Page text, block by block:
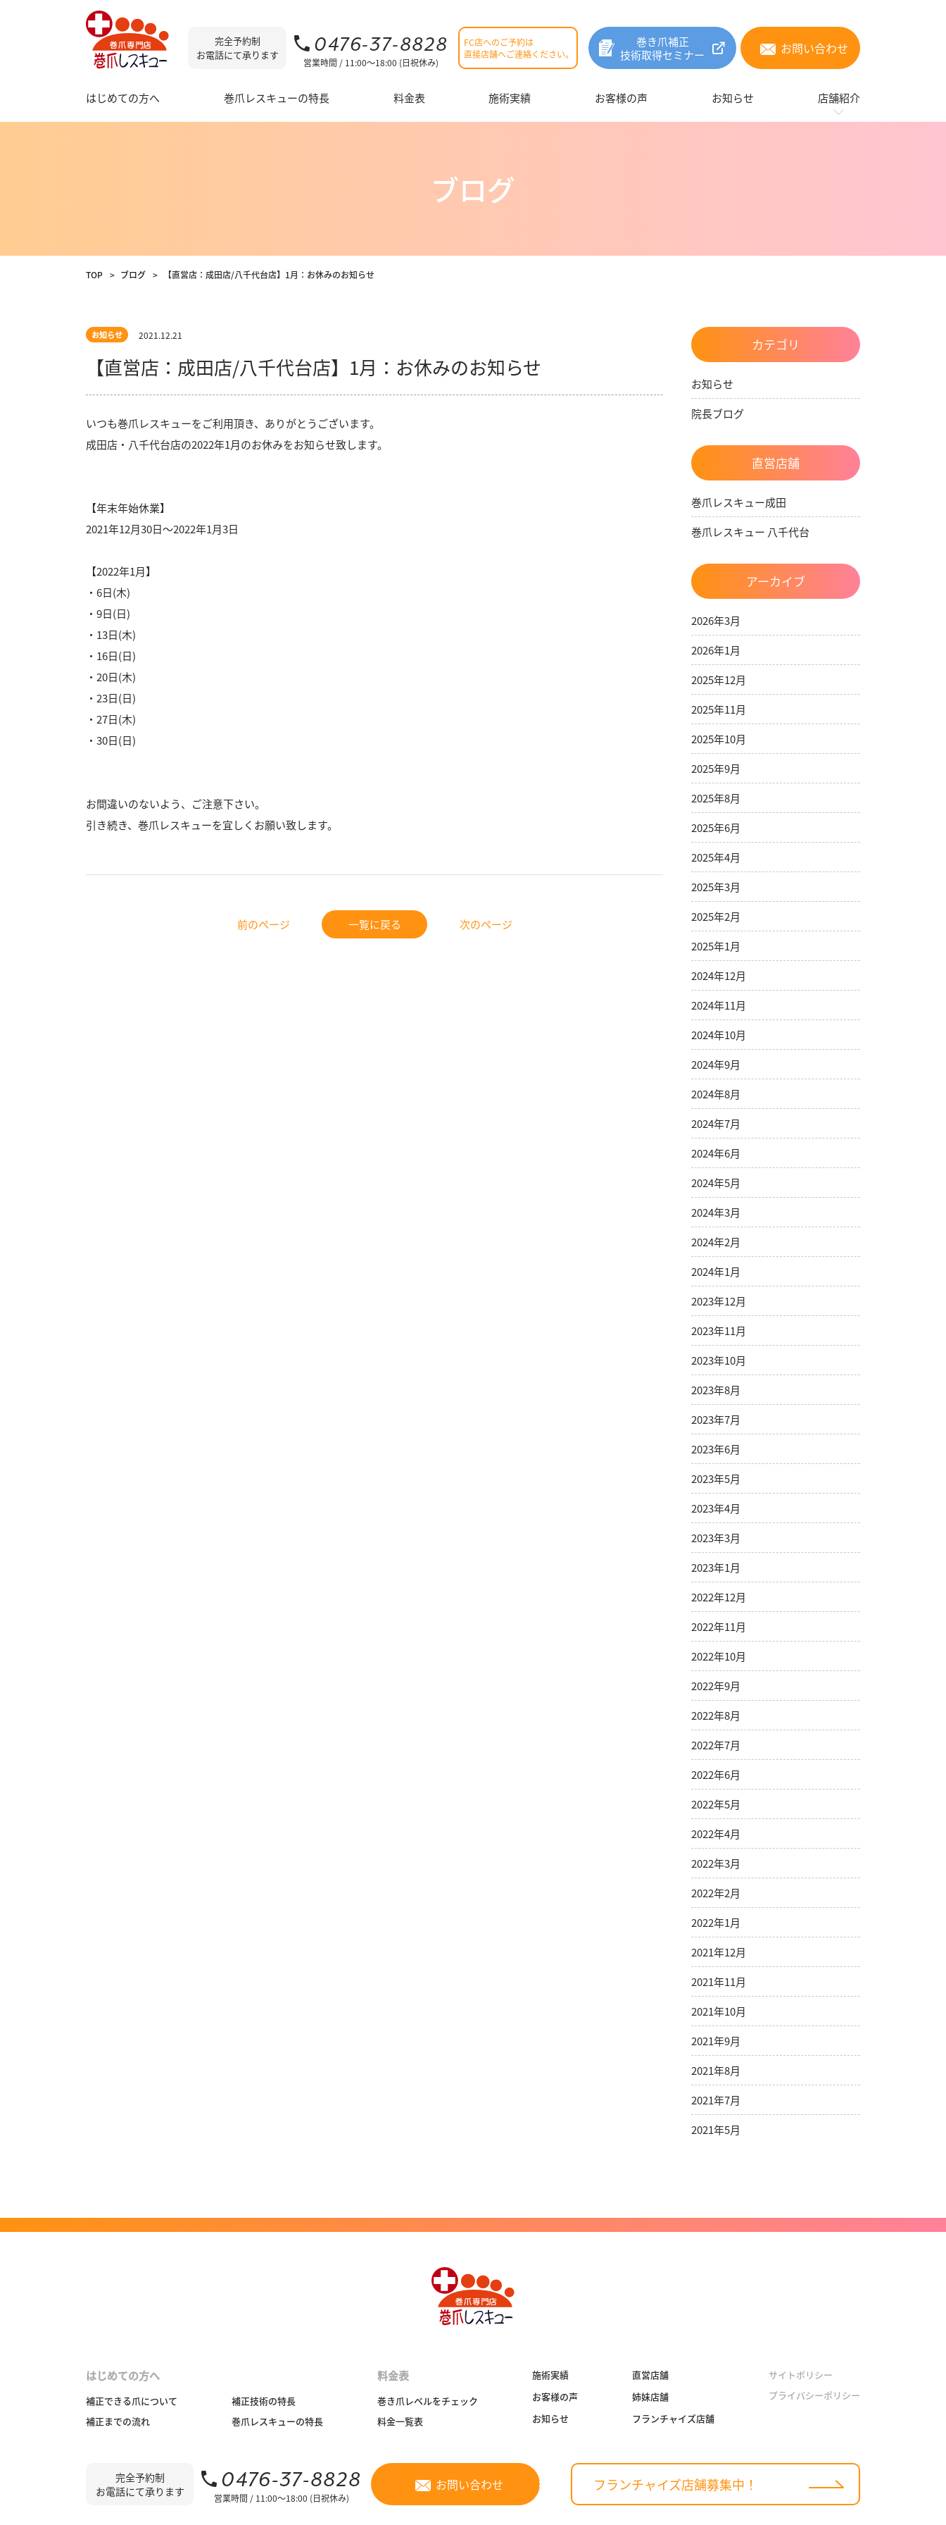
完全予約制
お電話にて承ります
0476-37-8828
営業時間 / 11:00～18:00 (日祝休み)
FC店へのご予約は
直接店舗へご連絡ください。
巻き爪補正
技術取得セミナー
お問い合わせ
はじめての方へ 巻爪レスキューの特長 料金表 施術実績 お客様の声 お知らせ 店舗紹介
ブログ
TOP ブログ 【直営店：成田店/八千代台店】1月：お休みのお知らせ
お知らせ 2021.12.21
【直営店：成田店/八千代台店】1月：お休みのお知らせ
いつも巻爪レスキューをご利用頂き、ありがとうございます。
成田店・八千代台店の2022年1月のお休みをお知らせ致します。
【年末年始休業】
2021年12月30日～2022年1月3日
【2022年1月】
・6日(木)
・9日(日)
・13日(木)
・16日(日)
・20日(木)
・23日(日)
・27日(木)
・30日(日)
お間違いのないよう、ご注意下さい。
引き続き、巻爪レスキューを宜しくお願い致します。
前のページ 一覧に戻る 次のページ
カテゴリ
お知らせ
院長ブログ
直営店舗
巻爪レスキュー成田
巻爪レスキュー 八千代台
アーカイブ
2026年3月
2026年1月
2025年12月
2025年11月
2025年10月
2025年9月
2025年8月
2025年6月
2025年4月
2025年3月
2025年2月
2025年1月
2024年12月
2024年11月
2024年10月
2024年9月
2024年8月
2024年7月
2024年6月
2024年5月
2024年3月
2024年2月
2024年1月
2023年12月
2023年11月
2023年10月
2023年8月
2023年7月
2023年6月
2023年5月
2023年4月
2023年3月
2023年1月
2022年12月
2022年11月
2022年10月
2022年9月
2022年8月
2022年7月
2022年6月
2022年5月
2022年4月
2022年3月
2022年2月
2022年1月
2021年12月
2021年11月
2021年10月
2021年9月
2021年8月
2021年7月
2021年5月
はじめての方へ
補正できる爪について
補正までの流れ
補正技術の特長
巻爪レスキューの特長
料金表
巻き爪レベルをチェック
料金一覧表
施術実績
お客様の声
お知らせ
直営店舗
姉妹店舗
フランチャイズ店舗
サイトポリシー
プライバシーポリシー
完全予約制
お電話にて承ります
0476-37-8828
営業時間 / 11:00～18:00 (日祝休み)
お問い合わせ フランチャイズ店舗募集中！